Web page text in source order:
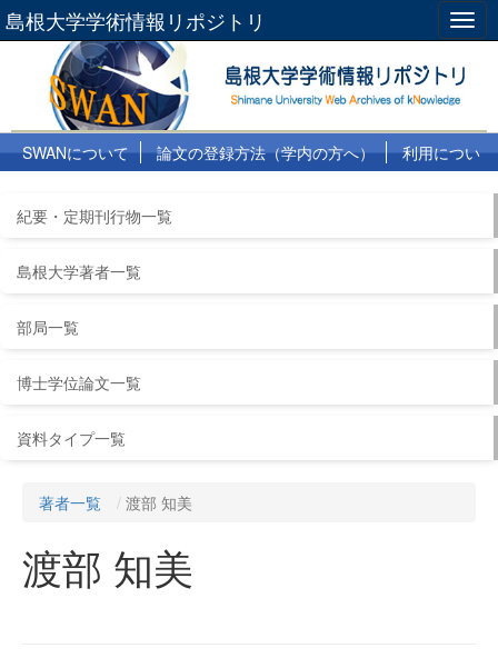
島根大学学術情報リポジトリ
SWANについて 論文の登録方法（学内の方へ）
利用につい
紀要・定期刊行物一覧
島根大学著者一覧
部局一覧
博士学位論文一覧
資料タイプ一覧
著者一覧 渡部 知美
渡部 知美